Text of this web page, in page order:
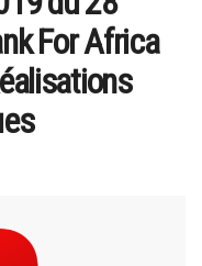
For Africa